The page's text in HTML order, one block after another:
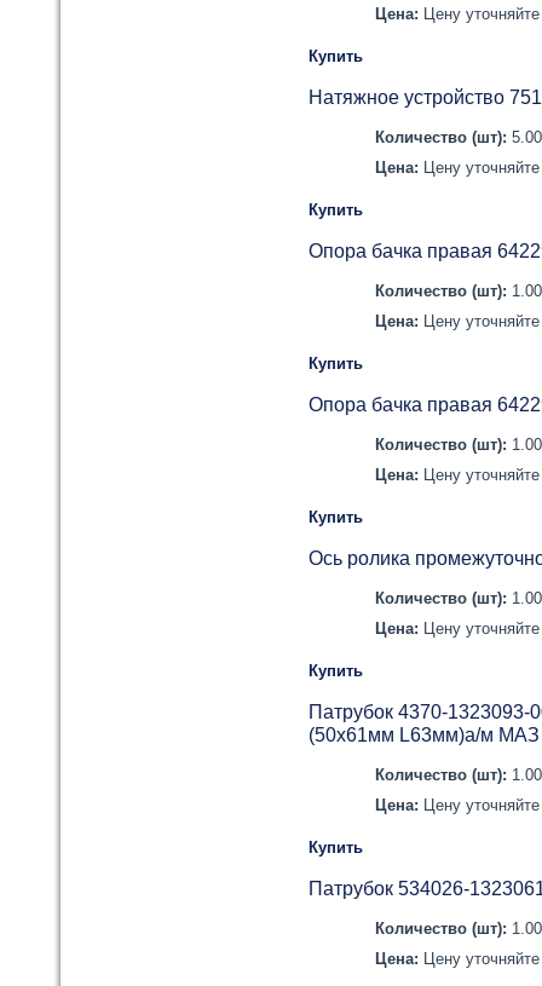
Цена: Цену
Купить
Натяжное устройство
Количество (шт):
Цена: Цену
Купить
Опора бачка правая
Количество (шт):
Цена: Цену
Купить
Опора бачка правая
Количество (шт):
Цена: Цену
Купить
Ось ролика
Количество (шт):
Цена: Цену
Купить
Патрубок 4370-
(50х61мм L63мм)а/м
Количество (шт):
Цена: Цену
Купить
Патрубок 534026-
Количество (шт):
Цена: Цену